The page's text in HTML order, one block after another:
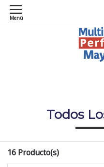
Menú
Todos
16 Producto(s)